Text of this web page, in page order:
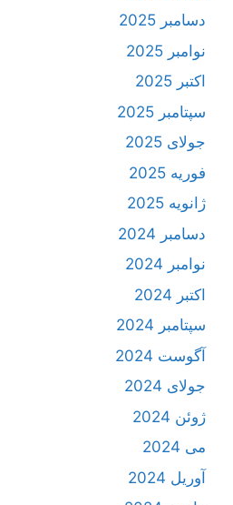
دسامبر 2025
نوامبر 2025
اکتبر 2025
سپتامبر 2025
جولای 2025
فوریه 2025
ژانویه 2025
دسامبر 2024
نوامبر 2024
اکتبر 2024
سپتامبر 2024
آگوست 2024
جولای 2024
ژوئن 2024
می 2024
آوریل 2024